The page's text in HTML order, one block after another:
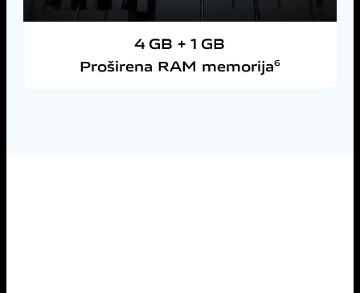
4 GB + 1 GB
Proširena RAM memorija6